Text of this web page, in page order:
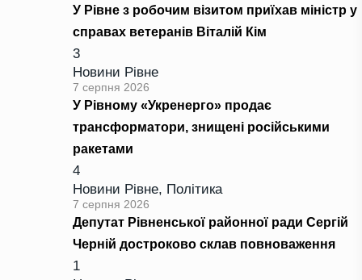
У Рівне з робочим візитом приїхав міністр у
справах ветеранів Віталій Кім
3
Новини Рівне
7 серпня 2026
У Рівному «Укренерго» продає
трансформатори, знищені російськими
ракетами
4
Новини Рівне, Політика
7 серпня 2026
Депутат Рівненської районної ради Сергій
Черній достроково склав повноваження
1